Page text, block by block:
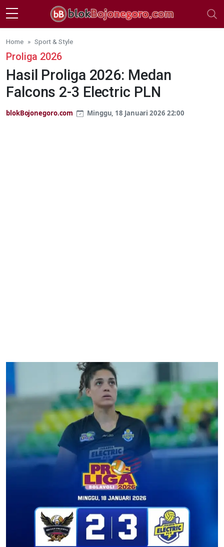
Skip to main content
Home Sport & Style
Proliga 2026
Hasil Proliga 2026: Medan
Falcons 2-3 Electric PLN
blokBojonegoro.com Minggu, 18 Januari 2026 22:00